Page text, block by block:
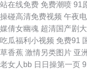
级片中日韩亚 91深喉 九一免
费 东京热无码影院 美女外面
九一福利网 欧洲色图网站 婷
站在线免费 免费潮喷 91
操碰高清免费视频 午夜
媒倩女幽魂 超清国产剧
吃瓜福利小视频 免费91
草香蕉 激情另类图片 亚
老女人bb 日日操第一页